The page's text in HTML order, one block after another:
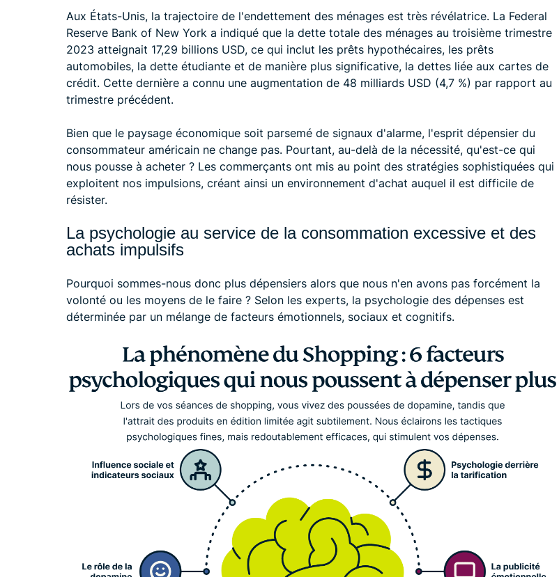
Aux États-Unis, la trajectoire de l'endettement des ménages est très révélatrice. La Federal
Reserve Bank of New York a indiqué que la dette totale des ménages au troisième trimestre
2023 atteignait 17,29 billions USD, ce qui inclut les prêts hypothécaires, les prêts
automobiles, la dette étudiante et de manière plus significative, la dettes liée aux cartes de
crédit. Cette dernière a connu une augmentation de 48 milliards USD (4,7 %) par rapport au
trimestre précédent.
Bien que le paysage économique soit parsemé de signaux d'alarme, l'esprit dépensier du
consommateur américain ne change pas. Pourtant, au-delà de la nécessité, qu'est-ce qui
nous pousse à acheter ? Les commerçants ont mis au point des stratégies sophistiquées qui
exploitent nos impulsions, créant ainsi un environnement d'achat auquel il est difficile de
résister.
La psychologie au service de la consommation excessive et des
achats impulsifs
Pourquoi sommes-nous donc plus dépensiers alors que nous n'en avons pas forcément la
volonté ou les moyens de le faire ? Selon les experts, la psychologie des dépenses est
déterminée par un mélange de facteurs émotionnels, sociaux et cognitifs.